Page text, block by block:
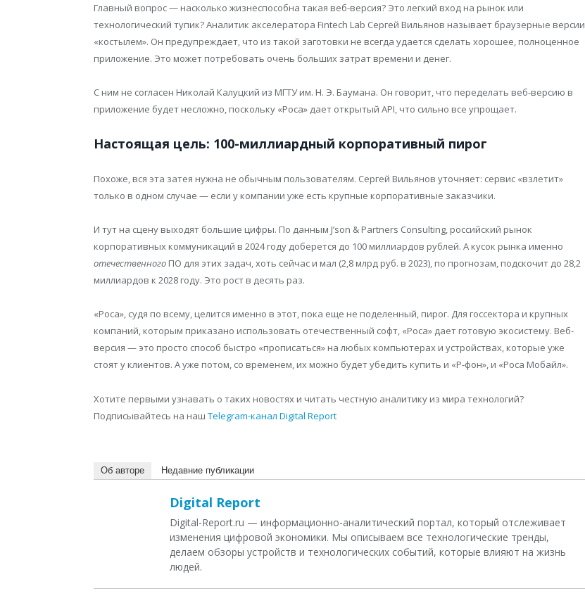
Главный вопрос — насколько жизнеспособна такая веб-версия? Это легкий вход на рынок или
технологический тупик? Аналитик акселератора Fintech Lab Сергей Вильянов называет браузерные версии
«костылем». Он предупреждает, что из такой заготовки не всегда удается сделать хорошее, полноценное
приложение. Это может потребовать очень больших затрат времени и денег.
С ним не согласен Николай Калуцкий из МГТУ им. Н. Э. Баумана. Он говорит, что переделать веб-версию в
приложение будет несложно, поскольку «Роса» дает открытый API, что сильно все упрощает.
Настоящая цель: 100-миллиардный корпоративный пирог
Похоже, вся эта затея нужна не обычным пользователям. Сергей Вильянов уточняет: сервис «взлетит»
только в одном случае — если у компании уже есть крупные корпоративные заказчики.
И тут на сцену выходят большие цифры. По данным J’son & Partners Consulting, российский рынок
корпоративных коммуникаций в 2024 году доберется до 100 миллиардов рублей. А кусок рынка именно
отечественного ПО для этих задач, хоть сейчас и мал (2,8 млрд руб. в 2023), по прогнозам, подскочит до 28,2
миллиардов к 2028 году. Это рост в десять раз.
«Роса», судя по всему, целится именно в этот, пока еще не поделенный, пирог. Для госсектора и крупных
компаний, которым приказано использовать отечественный софт, «Роса» дает готовую экосистему. Веб-
версия — это просто способ быстро «прописаться» на любых компьютерах и устройствах, которые уже
стоят у клиентов. А уже потом, со временем, их можно будет убедить купить и «Р-фон», и «Роса Мобайл».
Хотите первыми узнавать о таких новостях и читать честную аналитику из мира технологий?
Подписывайтесь на наш Telegram-канал Digital Report
Об авторе Недавние публикации
Digital Report
Digital-Report.ru — информационно-аналитический портал, который отслеживает
изменения цифровой экономики. Мы описываем все технологические тренды,
делаем обзоры устройств и технологических событий, которые влияют на жизнь
людей.